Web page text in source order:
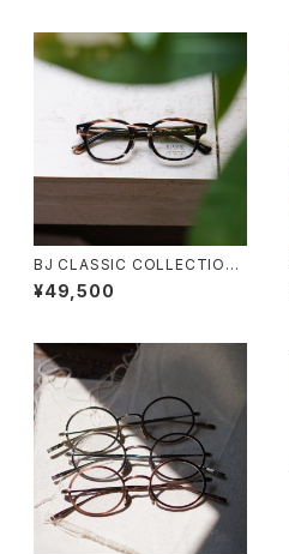
BJ CLASSIC COLLECTION
CE-551MP BJクラシック セル
ロイド 44 47 50
¥49,500